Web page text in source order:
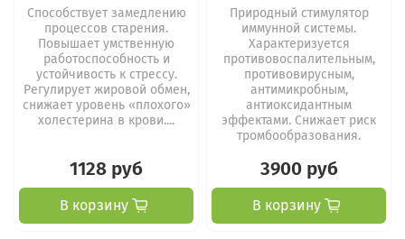
Способствует замедлению
процессов старения.
Повышает умственную
работоспособность и
устойчивость к стрессу.
Регулирует жировой обмен,
снижает уровень «плохого»
холестерина в крови....
1128 руб
В корзину
Природный стимулятор
иммунной системы.
Характеризуется
противовоспалительным,
противовирусным,
антимикробным,
антиоксидантным
эффектами. Снижает риск
тромбообразования.
3900 руб
В корзину